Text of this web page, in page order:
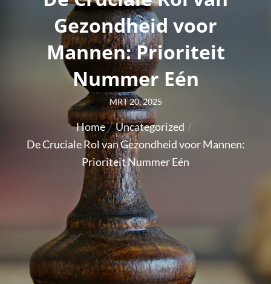
Gezondheid voor
Mannen: Prioriteit
Nummer Eén
Posted
on
MRT 20, 2025
Home
Uncategorized
De Cruciale Rol van Gezondheid voor Mannen:
Prioriteit Nummer Eén